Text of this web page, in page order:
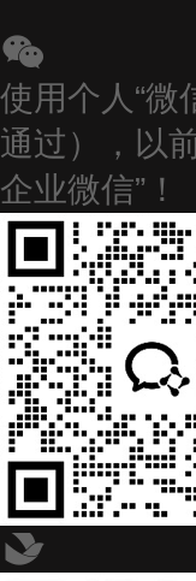
使用个人“微
通过），以
企业微信”！